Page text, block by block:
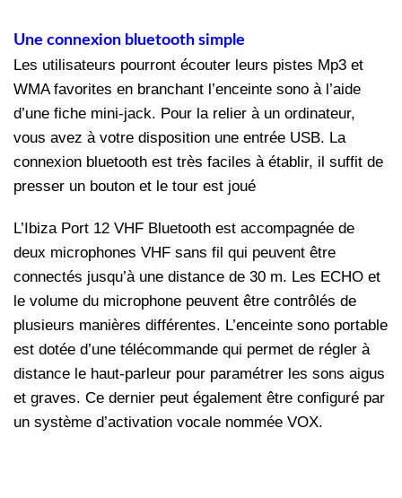
Une connexion bluetooth simple
Les utilisateurs pourront écouter leurs pistes Mp3 et
WMA favorites en branchant l’enceinte sono à l’aide
d’une fiche mini-jack. Pour la relier à un ordinateur,
vous avez à votre disposition une entrée USB. La
connexion bluetooth est très faciles à établir, il suffit de
presser un bouton et le tour est joué
L’Ibiza Port 12 VHF Bluetooth est accompagnée de
deux microphones VHF sans fil qui peuvent être
connectés jusqu’à une distance de 30 m. Les ECHO et
le volume du microphone peuvent être contrôlés de
plusieurs manières différentes. L’enceinte sono portable
est dotée d’une télécommande qui permet de régler à
distance le haut-parleur pour paramétrer les sons aigus
et graves. Ce dernier peut également être configuré par
un système d’activation vocale nommée VOX.